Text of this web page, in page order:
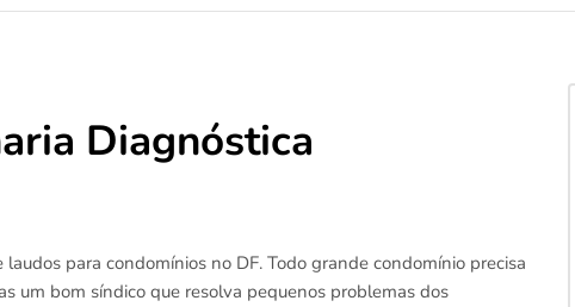
Diagnóstica
para condomínios no DF. Todo grande condomínio precisa
um bom síndico que resolva pequenos problemas dos